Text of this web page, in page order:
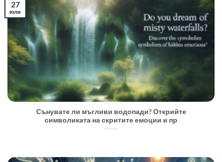
Сънувате ли мъгливи водопади? Открийте
символиката на скритите емоции и пр
27
юли